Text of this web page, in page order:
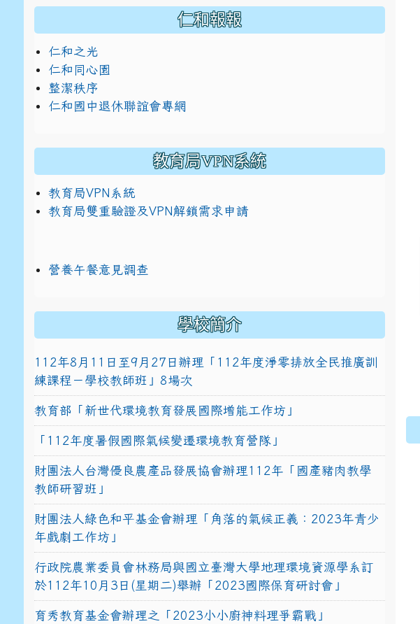
仁和報報
仁和之光
仁和同心園
整潔秩序
仁和國中退休聯誼會專網
教育局VPN系統
教育局VPN系統
教育局雙重驗證及VPN解鎖需求申請
營養午餐意見調查
學校簡介
112年8月11日至9月27日辦理「112年度淨零排放全民推廣訓
練課程－學校教師班」8場次
教育部「新世代環境教育發展國際增能工作坊」
「112年度暑假國際氣候變遷環境教育營隊」
財團法人台灣優良農產品發展協會辦理112年「國產豬肉教學
教師研習班」
財團法人綠色和平基金會辦理「角落的氣候正義：2023年青少
年戲劇工作坊」
行政院農業委員會林務局與國立臺灣大學地理環境資源學系訂
於112年10月3日(星期二)舉辦「2023國際保育研討會」
育秀教育基金會辦理之「2023小小廚神料理爭霸戰」